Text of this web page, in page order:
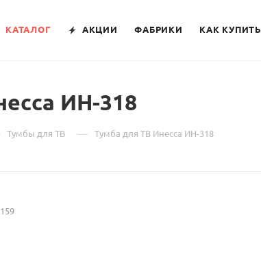
КАТАЛОГ АКЦИИ ФАБРИКИ КАК КУПИТЬ
ИН-318
Тумбы для ТВ — Тумба для ТВ Инесса ИН-318